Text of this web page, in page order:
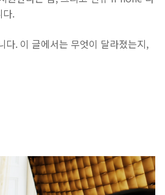
다.
. 이 글에서는 무엇이 달라졌는지,